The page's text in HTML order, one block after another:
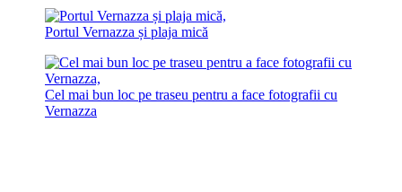
Portul Vernazza și plaja mică
Cel mai bun loc pe traseu pentru a face fotografii cu
Vernazza